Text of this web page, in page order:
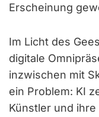
Erscheinung
Im Licht des
digitale
inzwischen mit
ein Problem: KI
Künstler und